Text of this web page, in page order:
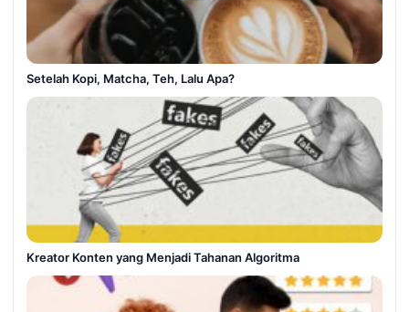
Setelah Kopi, Matcha, Teh, Lalu Apa?
Kreator Konten yang Menjadi Tahanan Algoritma